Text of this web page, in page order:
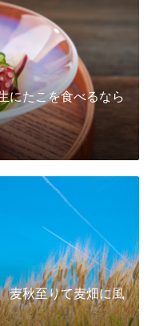
たこを食べるなら
秋至りて麦畑に風